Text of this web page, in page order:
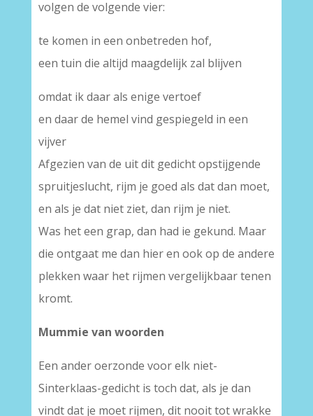
volgen de volgende vier:
te komen in een onbetreden hof,
een tuin die altijd maagdelijk zal blijven
omdat ik daar als enige vertoef
en daar de hemel vind gespiegeld in een
vijver
Afgezien van de uit dit gedicht opstijgende
spruitjeslucht, rijm je goed als dat dan moet,
en als je dat niet ziet, dan rijm je niet.
Was het een grap, dan had ie gekund. Maar
die ontgaat me dan hier en ook op de andere
plekken waar het rijmen vergelijkbaar tenen
kromt.
Mummie van woorden
Een ander oerzonde voor elk niet-
Sinterklaas-gedicht is toch dat, als je dan
vindt dat je moet rijmen, dit nooit tot wrakke